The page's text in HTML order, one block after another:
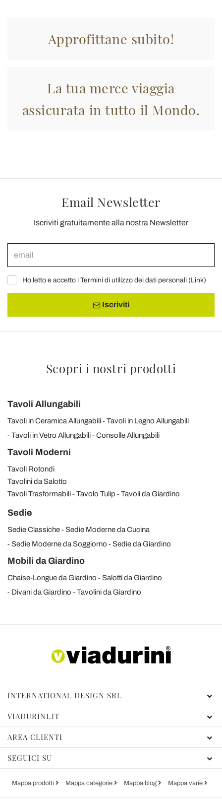
Approfittane subito!
La tua merce viaggia
assicurata in tutto il Mondo.
Email Newsletter
Iscriviti gratuitamente alla nostra Newsletter
Ho letto e accetto i Termini di utilizzo dei dati personali (Link)
Iscriviti
Scopri i nostri prodotti
Tavoli Allungabili
Tavoli in Ceramica Allungabili
Tavoli in Legno Allungabili
Tavoli in Vetro Allungabili
Consolle Allungabili
Tavoli Moderni
Tavoli Rotondi
Tavolini da Salotto
Tavoli Trasformabili
Tavolo Tulip Tavoli da Giardino
Sedie
Sedie Classiche
Sedie Moderne da Cucina
Sedie Moderne da Soggiorno
Sedie da Giardino
Mobili da Giardino
Chaise-Longue da Giardino
Salotti da Giardino
Divani da Giardino
Tavolini da Giardino
INTERNATIONAL DESIGN SRL
VIADURINI.IT
AREA CLIENTI
SEGUICI SU
Mappa prodotti Mappa categorie Mappa blog Mappa varie